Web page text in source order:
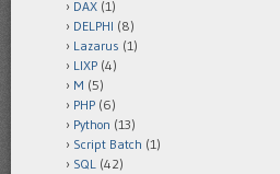
DAX (1)
DELPHI (8)
Lazarus (1)
LIXP (4)
M (5)
PHP (6)
Python (13)
Script Batch (1)
SQL (42)